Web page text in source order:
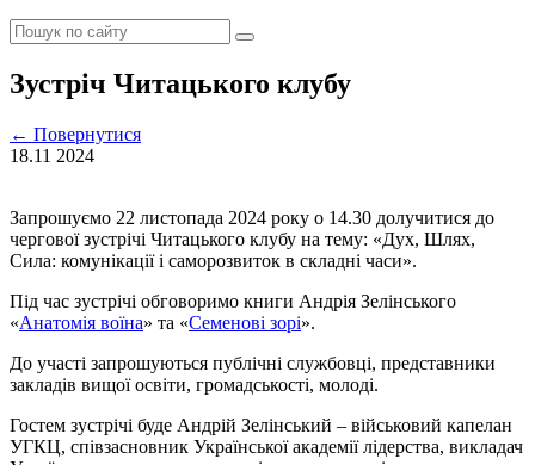
Зустріч Читацького клубу
← Повернутися
18.11 2024
Запрошуємо 22 листопада 2024 року о 14.30 долучитися до
чергової зустрічі Читацького клубу на тему: «Дух, Шлях,
Сила: комунікації і саморозвиток в складні часи».
Під час зустрічі обговоримо книги Андрія Зелінського
«Анатомія воїна» та «Семенові зорі».
До участі запрошуються публічні службовці, представники
закладів вищої освіти, громадськості, молоді.
Гостем зустрічі буде Андрій Зелінський – військовий капелан
УГКЦ, співзасновник Української академії лідерства, викладач